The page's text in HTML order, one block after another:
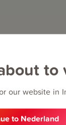
our website in
to Nederland